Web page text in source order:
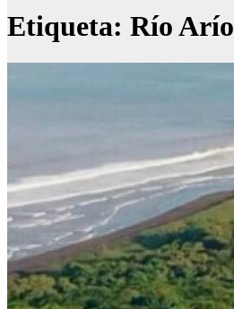
Etiqueta: Río Arío